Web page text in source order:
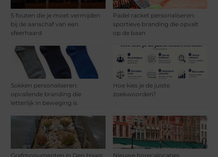
5 fouten die je moet vermijden
bij de aanschaf van een
sfeerhaard
Padel racket personaliseren:
sportieve branding die opvalt
op de baan
Sokken personaliseren:
opvallende branding die
letterlijk in beweging is
Hoe kies je de juiste
zoekwoorden?
Grafmonumenten in Den Haag:
Nieuwe horecalocaties